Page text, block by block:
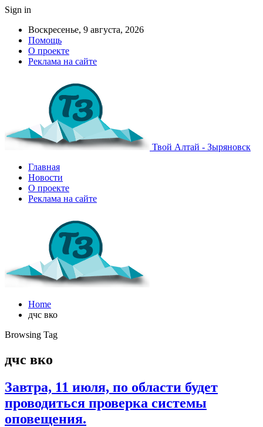
Sign in
Воскресенье, 9 августа, 2026
Помощь
О проекте
Реклама на сайте
Твой Алтай - Зыряновск
Главная
Новости
О проекте
Реклама на сайте
Home
дчс вко
Browsing Tag
дчс вко
Завтра, 11 июля, по области будет
проводиться проверка системы
оповещения.